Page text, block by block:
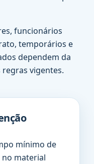
funcionários
temporários e
dependem da
vigentes.
mínimo de
no material